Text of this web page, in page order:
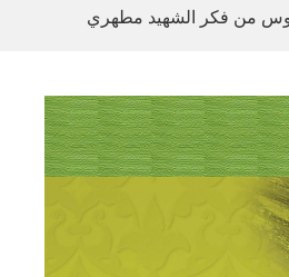
من فكر الشهيد مطهري